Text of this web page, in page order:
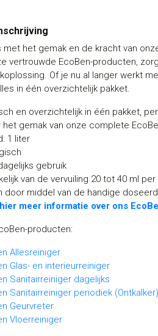
met het gemak en de kracht van
vertrouwde EcoBen-producten,
Of je nu al langer werkt
in één overzichtelijk pakket.
en overzichtelijk in één pakket,
het gemak van onze complete
1 liter
gebruik
van de vervuiling 20 tot 40 ml
door middel van de handige
meer informatie over ons
producten:
Allesreiniger
Glas- en interieurreiniger
Sanitairreiniger dagelijks
Sanitairreiniger periodiek (Ontkalker)
Geurvreter
Vloerreiniger